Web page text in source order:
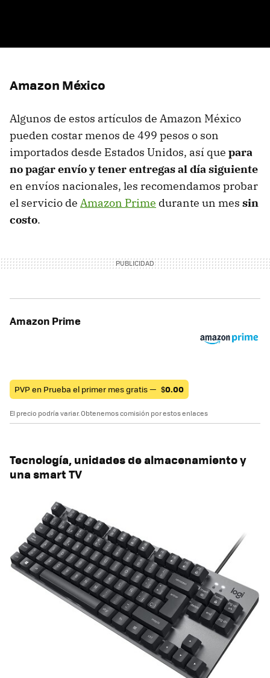
Amazon México
Algunos de estos artículos de Amazon México
pueden costar menos de 499 pesos o son
importados desde Estados Unidos, así que para
no pagar envío y tener entregas al día siguiente
en envíos nacionales, les recomendamos probar
el servicio de Amazon Prime durante un mes sin
costo.
Amazon Prime
PVP en Prueba el primer mes gratis — $0.00
El precio podría variar. Obtenemos comisión por estos enlaces
Tecnología, unidades de almacenamiento y
una smart TV